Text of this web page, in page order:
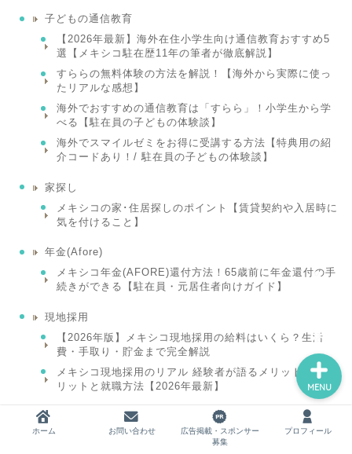
子どもの通信教育
【2026年最新】海外在住小学生向け通信教育おすすめ5
選【メキシコ駐在歴11年の筆者が徹底解説】
すららの無料体験の方法を解説！【海外から実際に使っ
たリアルな感想】
海外でおすすめの通信教育は「すらら」！小学生から学
べる【駐在員の子どもの体験談】
海外でスマイルゼミをお得に受講する方法【特典用の紹
介コードあり！/ 駐在員の子どもの体験談】
家探し
メキシコの家･住居探しのポイント【賃貸契約や入居時に
気を付けること】
年金(Afore)
メキシコ年金(AFORE)還付方法！65歳前に年金還付の手
続きができる【駐在員・元居住者向けガイド】
現地採用
【2026年版】メキシコ現地採用の給料はいくら？生活
費・手取り・貯金まで完全解説
メキシコ現地採用のリアル 経験者が語るメリット・デメ
リットと就職方法【2026年最新】
自動車関係
【2026年最新】メキシコの高速道路TAG「PASE」の購
ホーム お問い合わせ
広告掲載・スポンサー
募集
プロフィール
MENU
ホーム
お問い合わせ